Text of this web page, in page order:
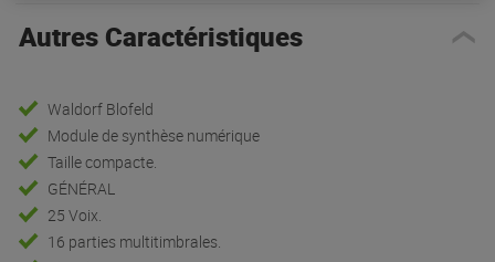
Module de synthèse numérique
Taille compacte.
GÉNÉRAL
25 Voix.
16 parties multitimbrales.
Plus de 1000 sons.